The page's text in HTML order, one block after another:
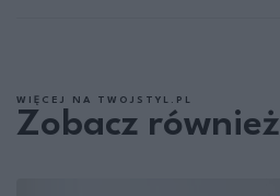
WIĘCEJ NA TWOJSTYL.PL
Zobacz również